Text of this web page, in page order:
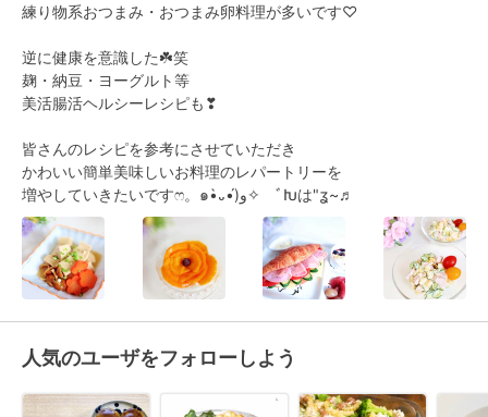
練り物系おつまみ・おつまみ卵料理が多いです♡
逆に健康を意識した☘️笑
麹・納豆・ヨーグルト等
美活腸活ヘルシーレシピも❣
皆さんのレシピを参考にさせていただき
かわいい簡単美味しいお料理のレパートリーを
増やしていきたいですෆ。๑•̀᎑•́)و✧ゕﾞԽは"ʓ~♬
人気のユーザをフォローしよう